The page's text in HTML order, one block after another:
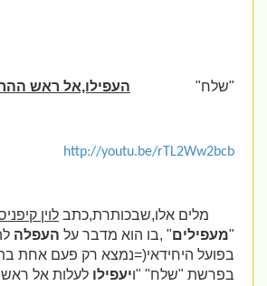
"שלח" העפילו,אל ראש
http://youtu.be/rTL2Ww2bcb
מלים אלו,שבכותרת,כתבלוין קיפניס
מעפילים" ,בו הוא מדבר עלהעפלה
בפועל היחידאי(=נמצא רק פעם אחת
בפרשת "שלח" "ויעפילולעלות אל ראש